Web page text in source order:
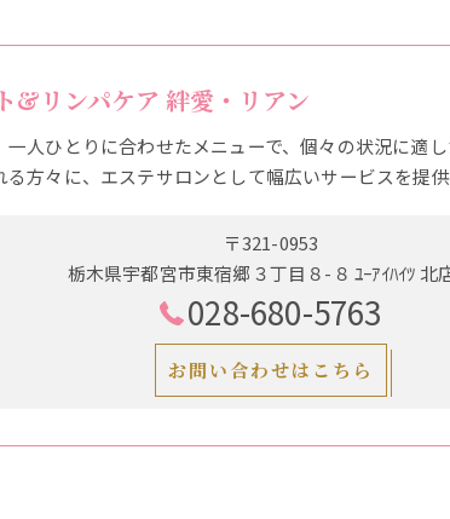
&リンパケア 絆愛・リアン
人ひとりに合わせたメニューで、個々の状況に適
方々に、エステサロンとして幅広いサービスを提供
〒321-0953
栃木県宇都宮市東宿郷３丁目８-８ ﾕｰｱｲﾊｲﾂ 北
028-680-5763
お問い合わせはこちら